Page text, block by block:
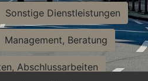
Sonstige Dienstleistungen
Management, Beratung
Abschlussarbeiten